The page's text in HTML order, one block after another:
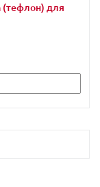
(тефлон) для